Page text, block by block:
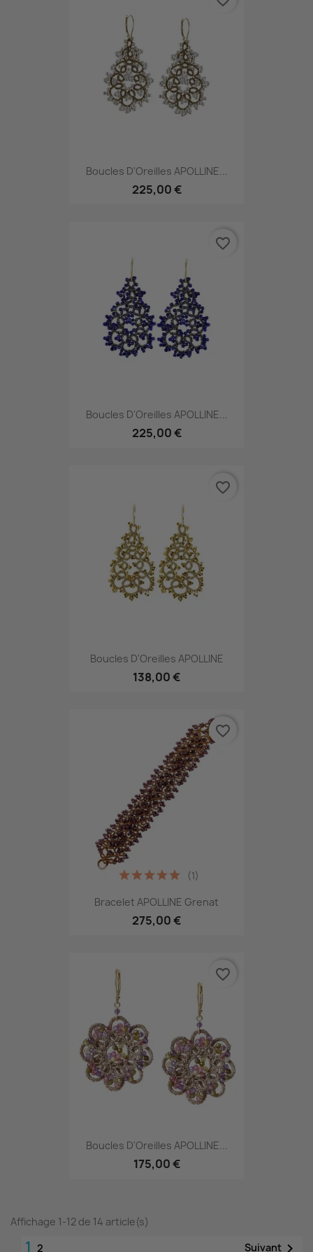
Boucles D'Oreilles APOLLINE...
225,00 €
Boucles D'Oreilles APOLLINE...
225,00 €
favorite_border
Boucles D'Oreilles APOLLINE
138,00 €
favorite_border
Bracelet APOLLINE Grenat
275,00 €
(1)
favorite_border
Boucles D'Oreilles APOLLINE...
175,00 €
favorite_border
Affichage 1-12 de 14 article(s)
1 2 Suivant 